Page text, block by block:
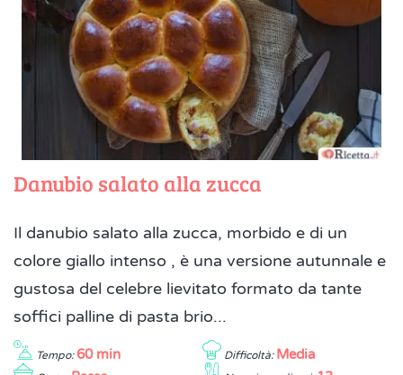
Danubio salato alla zucca
Il danubio salato alla zucca, morbido e di un
colore giallo intenso , è una versione autunnale e
gustosa del celebre lievitato formato da tante
soffici palline di pasta brio...
Tempo: 60 min Difficoltà: Media